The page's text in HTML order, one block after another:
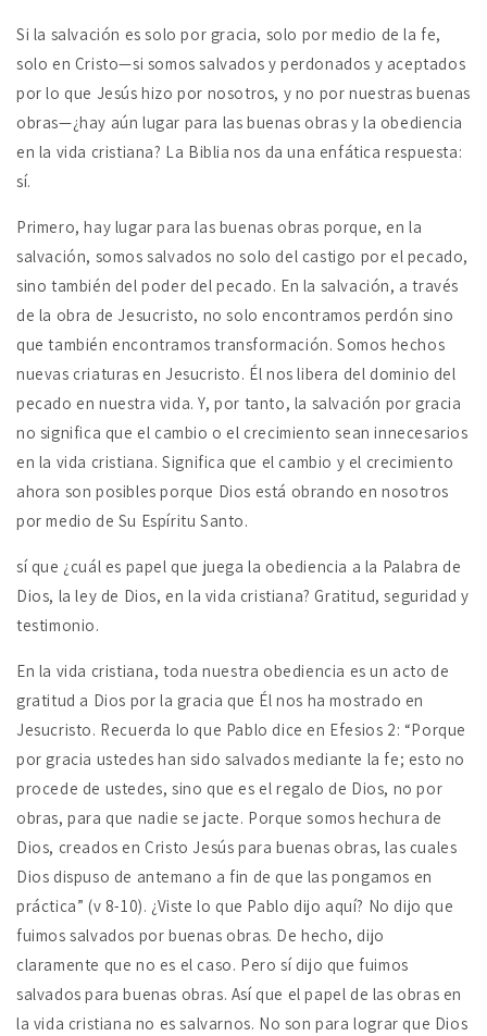
Si la salvación es solo por gracia, solo por medio de la fe,
solo en Cristo—si somos salvados y perdonados y aceptados
por lo que Jesús hizo por nosotros, y no por nuestras buenas
obras—¿hay aún lugar para las buenas obras y la obediencia
en la vida cristiana? La Biblia nos da una enfática respuesta:
sí.
Primero, hay lugar para las buenas obras porque, en la
salvación, somos salvados no solo del castigo por el pecado,
sino también del poder del pecado. En la salvación, a través
de la obra de Jesucristo, no solo encontramos perdón sino
que también encontramos transformación. Somos hechos
nuevas criaturas en Jesucristo. Él nos libera del dominio del
pecado en nuestra vida. Y, por tanto, la salvación por gracia
no significa que el cambio o el crecimiento sean innecesarios
en la vida cristiana. Significa que el cambio y el crecimiento
ahora son posibles porque Dios está obrando en nosotros
por medio de Su Espíritu Santo.
sí que ¿cuál es papel que juega la obediencia a la Palabra de
Dios, la ley de Dios, en la vida cristiana? Gratitud, seguridad y
testimonio.
En la vida cristiana, toda nuestra obediencia es un acto de
gratitud a Dios por la gracia que Él nos ha mostrado en
Jesucristo. Recuerda lo que Pablo dice en Efesios 2: “Porque
por gracia ustedes han sido salvados mediante la fe; esto no
procede de ustedes, sino que es el regalo de Dios, no por
obras, para que nadie se jacte. Porque somos hechura de
Dios, creados en Cristo Jesús para buenas obras, las cuales
Dios dispuso de antemano a fin de que las pongamos en
práctica” (v 8-10). ¿Viste lo que Pablo dijo aquí? No dijo que
fuimos salvados por buenas obras. De hecho, dijo
claramente que no es el caso. Pero sí dijo que fuimos
salvados para buenas obras. Así que el papel de las obras en
la vida cristiana no es salvarnos. No son para lograr que Dios